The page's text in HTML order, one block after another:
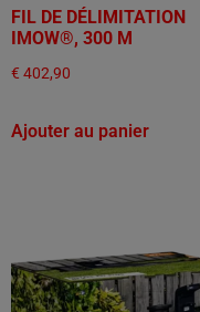
FIL DE DÉLIMITATION
IMOW®, 300 M
€ 402,90
Ajouter au panier